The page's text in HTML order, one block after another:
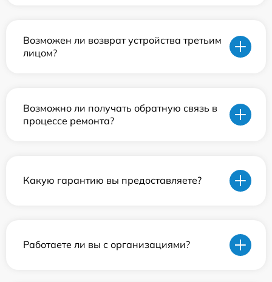
Возможен ли возврат устройства третьим
лицом?
Возможно ли получать обратную связь в
процессе ремонта?
Какую гарантию вы предоставляете?
Работаете ли вы с организациями?